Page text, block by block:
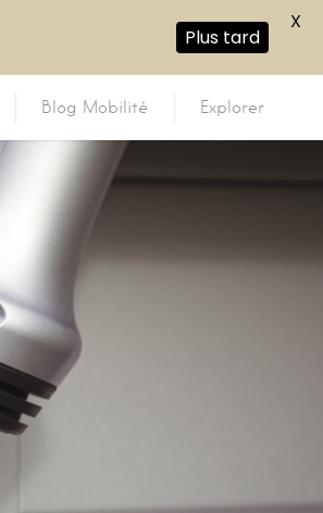
Blog Mobilité Explorer
Plus tard
X